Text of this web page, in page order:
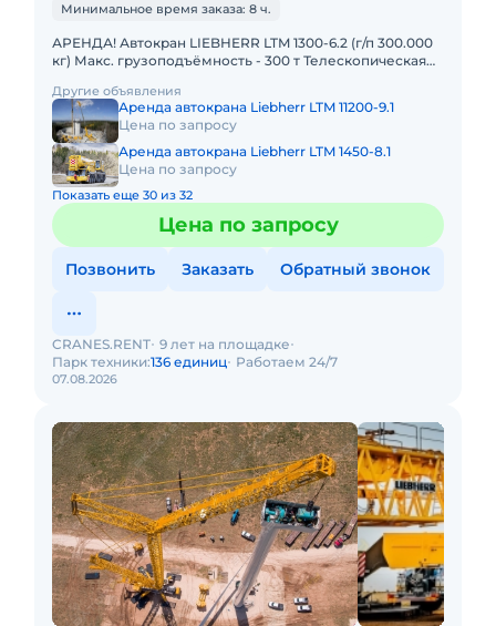
Минимальное время заказа: 8 ч.
АРЕНДА! Автокран LIEBHERR LTM 1300-6.2 (г/п 300.000
кг) Макс. грузоподъёмность - 300 т Телескопическая
Другие объявления
Аренда автокрана Liebherr LTM 11200-9.1
Цена по запросу
Аренда автокрана Liebherr LTM 1450-8.1
Цена по запросу
Показать еще 30 из 32
Цена по запросу
Позвонить Заказать Обратный звонок
07.08.2026
CRANES.RENT 9 лет на площадке
Парк техники:136 единиц Работаем 24/7